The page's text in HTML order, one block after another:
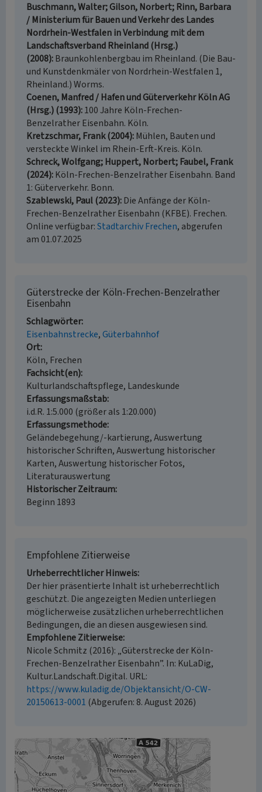
Buschmann, Walter; Gilson, Norbert; Rinn, Barbara
/ Ministerium für Bauen und Verkehr des Landes
Nordrhein-Westfalen in Verbindung mit dem
Landschaftsverband Rheinland (Hrsg.)
(2008) Braunkohlenbergbau im Rheinland. (Die Bau-
und Kunstdenkmäler von Nordrhein-Westfalen 1,
Rheinland.) Worms.
Coenen, Manfred / Hafen und Güterverkehr Köln AG
(Hrsg.) (1993) 100 Jahre Köln-Frechen-
Benzelrather Eisenbahn. Köln.
Kretzschmar, Frank (2004) Mühlen, Bauten und
versteckte Winkel im Rhein-Erft-Kreis. Köln.
Schreck, Wolfgang; Huppert, Norbert; Faubel, Frank
(2024) Köln-Frechen-Benzelrather Eisenbahn. Band
1: Güterverkehr. Bonn.
Szablewski, Paul (2023) Die Anfänge der Köln-
Frechen-Benzelrather Eisenbahn (KFBE). Frechen.
Online verfügbar:Stadtarchiv Frechen, abgerufen
am 01.07.2025
Güterstrecke der Köln-Frechen-Benzelrather
Eisenbahn
Schlagwörter
Eisenbahnstrecke Güterbahnhof
Ort
Köln, Frechen
Fachsicht(en)
Kulturlandschaftspflege, Landeskunde
Erfassungsmaßstab
i.d.R. 1:5.000 (größer als 1:20.000)
Erfassungsmethode
Geländebegehung/-kartierung, Auswertung
historischer Schriften, Auswertung historischer
Karten, Auswertung historischer Fotos,
Literaturauswertung
Historischer Zeitraum
Beginn 1893
Empfohlene Zitierweise
Urheberrechtlicher Hinweis
Der hier präsentierte Inhalt ist urheberrechtlich
geschützt. Die angezeigten Medien unterliegen
möglicherweise zusätzlichen urheberrechtlichen
Bedingungen, die an diesen ausgewiesen sind.
Empfohlene Zitierweise
Nicole Schmitz (2016): „Güterstrecke der Köln-
Frechen-Benzelrather Eisenbahn”. In: KuLaDig,
Kultur.Landschaft.Digital. URL:
https://www.kuladig.de/Objektansicht/O-CW-
20150613-0001 (Abgerufen: 8. August 2026)